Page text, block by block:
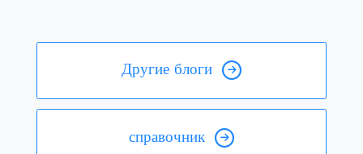
Другие блоги
справочник